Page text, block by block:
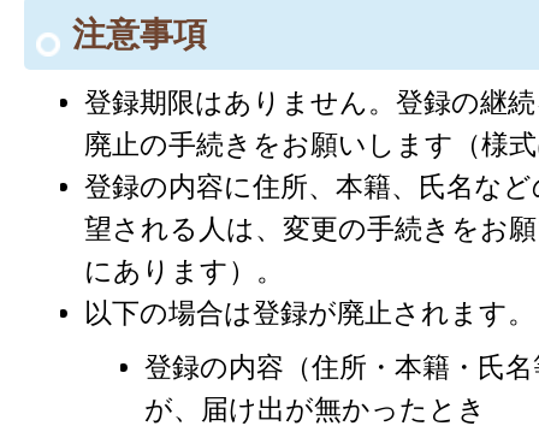
注意事項
登録期限はありません。登録の継
廃止の手続きをお願いします（様
登録の内容に住所、本籍、氏名な
望される人は、変更の手続きをお
にあります）。
以下の場合は登録が廃止されます。
登録の内容（住所・本籍・氏
が、届け出が無かったとき